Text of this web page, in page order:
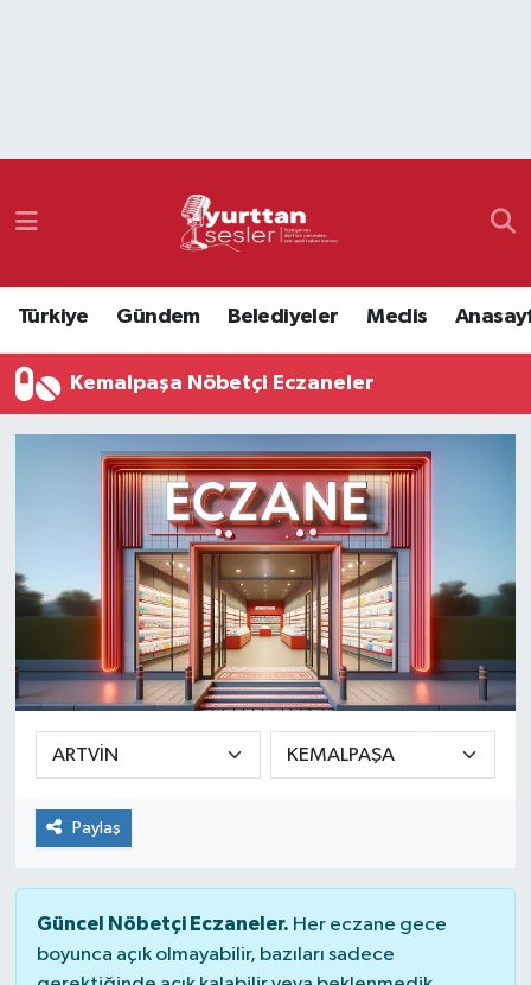
Türkiye Gündem Belediyeler Meclis
Kemalpaşa Nöbetçi Eczaneler
Paylaş
Güncel Nöbetçi Eczaneler. Her eczane gece
boyunca açık olmayabilir, bazıları sadece
Namaz Vakitleri
Süper Lig Puan Durumu ve Fikstür
Tüm Manşetler
Son Dakika Haberleri
Haber Arşivi